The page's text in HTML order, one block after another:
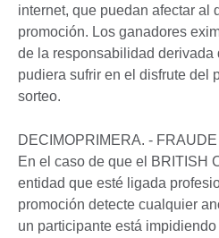
internet, que puedan afectar al
promoción. Los ganadores
de la responsabilidad
pudiera sufrir en el disfrute del
sorteo.
DECIMOPRIMERA. -
En el caso de que el BRITISH
entidad que esté ligada
promoción detecte cualquier
un participante está